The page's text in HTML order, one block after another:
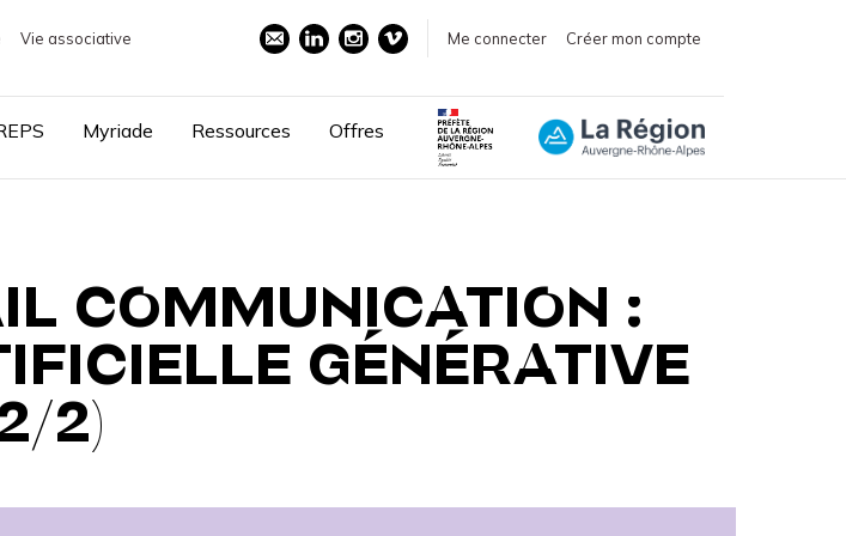
Vie associative
Me connecter Créer mon compte
Myriade Ressources Offres
COMMUNICATION :
GÉNÉRATIVE
2)